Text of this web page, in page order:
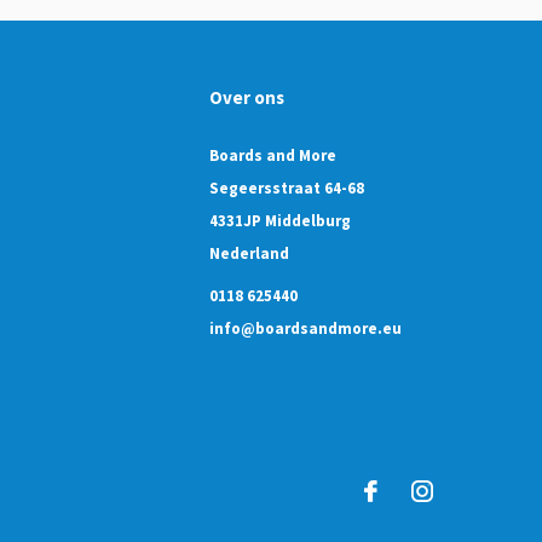
Over ons
Boards and More
Segeersstraat 64-68
4331JP Middelburg
Nederland
0118 625440
info@boardsandmore.eu